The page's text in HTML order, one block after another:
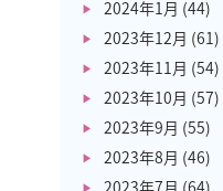
2024年1月 (44)
2023年12月 (61)
2023年11月 (54)
2023年10月 (57)
2023年9月 (55)
2023年8月 (46)
2023年7月 (64)